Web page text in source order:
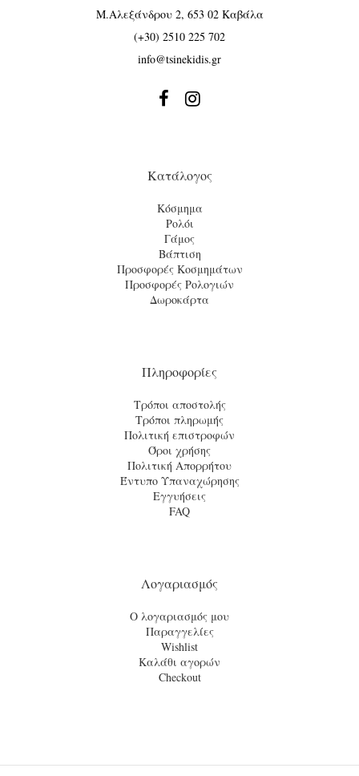
Μ.Αλεξάνδρου 2, 653 02 Καβάλα
(+30) 2510 225 702
info@tsinekidis.gr
 
Κατάλογος
Κόσμημα
Ρολόι
Γάμος
Βάπτιση
Προσφορές Κοσμημάτων
Προσφορές Ρολογιών
Δωροκάρτα
Πληροφορίες
Τρόποι αποστολής
Τρόποι πληρωμής
Πολιτική επιστροφών
Όροι χρήσης
Πολιτική Απορρήτου
Έντυπο Υπαναχώρησης
Εγγυήσεις
FAQ
Λογαριασμός
Ο λογαριασμός μου
Παραγγελίες
Wishlist
Καλάθι αγορών
Checkout